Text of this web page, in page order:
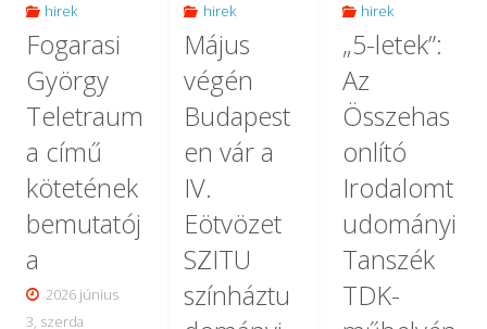
hirek
Fogarasi
György
Teletraum
a című
kötetének
bemutatój
a
2026 június
3, szerda
hirek
Május
végén
Budapest
en vár a
IV.
Eötvözet
SZITU
színháztu
hirek
„5-letek”:
Az
Összehas
onlító
Irodalomt
udományi
Tanszék
TDK-